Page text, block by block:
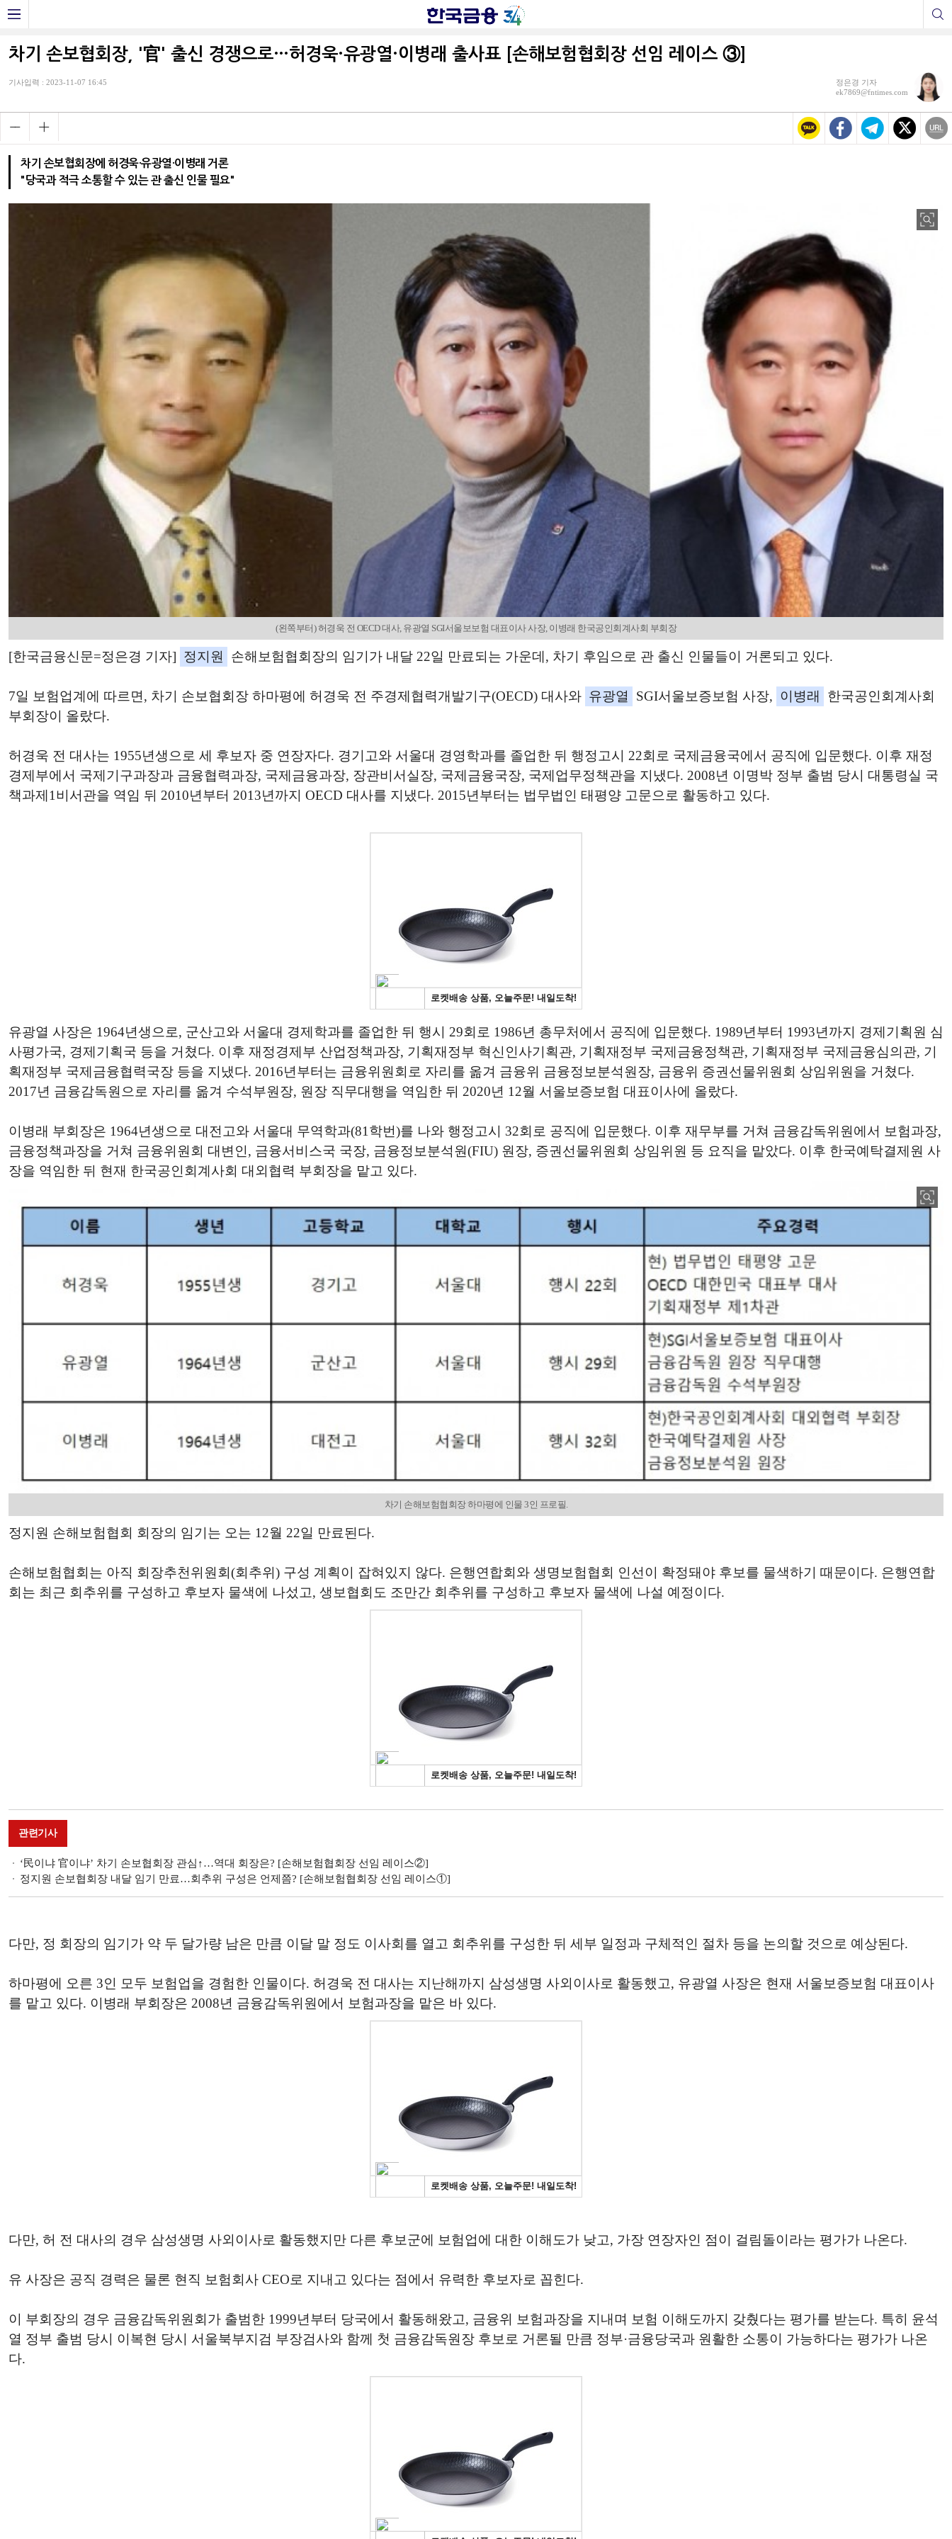
차기 손보협회장, '官' 출신 경쟁으로…허경욱·유광열·이병래 출사표 [손해보험협회장 선임 레이스 ③]
기사입력 : 2023-11-07 16:45
정은경 기자
ek7869@fntimes.com
차기 손보협회장에 허경욱·유광열·이병래 거론
"당국과 적극 소통할 수 있는 관 출신 인물 필요"
(왼쪽부터) 허경욱 전 OECD 대사, 유광열 SGI서울보보험 대표이사 사장, 이병래 한국공인회계사회 부회장
[한국금융신문=정은경 기자] 정지원 손해보험협회장의 임기가 내달 22일 만료되는 가운데, 차기 후임으로 관 출신 인물들이 거론되고 있다.
7일 보험업계에 따르면, 차기 손보협회장 하마평에 허경욱 전 주경제협력개발기구(OECD) 대사와 유광열 SGI서울보증보험 사장, 이병래
한국공인회계사회
부회장이 올랐다.
허경욱 전 대사는 1955년생으로 세 후보자 중 연장자다. 경기고와 서울대 경영학과를 졸업한 뒤 행정고시 22회로 국제금융국에서 공직에 입문했다. 이후 재정
경제부에서 국제기구과장과 금융협력과장, 국제금융과장, 장관비서실장, 국제금융국장, 국제업무정책관을 지냈다. 2008년 이명박 정부 출범 당시 대통령실 국
책과제1비서관을 역임 뒤 2010년부터 2013년까지 OECD 대사를 지냈다. 2015년부터는 법무법인 태평양 고문으로 활동하고 있다.
유광열 사장은 1964년생으로, 군산고와 서울대 경제학과를 졸업한 뒤 행시 29회로 1986년 총무처에서 공직에 입문했다. 1989년부터 1993년까지 경제기획원 심
사평가국, 경제기획국 등을 거쳤다. 이후 재정경제부 산업정책과장, 기획재정부 혁신인사기획관, 기획재정부 국제금융정책관, 기획재정부 국제금융심의관, 기
획재정부 국제금융협력국장 등을 지냈다. 2016년부터는 금융위원회로 자리를 옮겨 금융위 금융정보분석원장, 금융위 증권선물위원회 상임위원을 거쳤다.
2017년 금융감독원으로 자리를 옮겨 수석부원장, 원장 직무대행을 역임한 뒤 2020년 12월 서울보증보험 대표이사에 올랐다.
이병래 부회장은 1964년생으로 대전고와 서울대 무역학과(81학번)를 나와 행정고시 32회로 공직에 입문했다. 이후 재무부를 거쳐 금융감독위원에서 보험과장,
금융정책과장을 거쳐 금융위원회 대변인, 금융서비스국 국장, 금융정보분석원(FIU) 원장, 증권선물위원회 상임위원 등 요직을 맡았다. 이후 한국예탁결제원 사
장을 역임한 뒤 현재 한국공인회계사회 대외협력 부회장을 맡고 있다.
차기 손해보험협회장 하마평에 인물 3인 프로필.
정지원 손해보험협회 회장의 임기는 오는 12월 22일 만료된다.
손해보험협회는 아직 회장추천위원회(회추위) 구성 계획이 잡혀있지 않다. 은행연합회와 생명보험협회 인선이 확정돼야 후보를 물색하기 때문이다. 은행연합
회는 최근 회추위를 구성하고 후보자 물색에 나섰고, 생보협회도 조만간 회추위를 구성하고 후보자 물색에 나설 예정이다.
관련기사
‘民이냐 官이냐’ 차기 손보협회장 관심↑…역대 회장은? [손해보험협회장 선임 레이스②]
정지원 손보협회장 내달 임기 만료…회추위 구성은 언제쯤? [손해보험협회장 선임 레이스①]
다만, 정 회장의 임기가 약 두 달가량 남은 만큼 이달 말 정도 이사회를 열고 회추위를 구성한 뒤 세부 일정과 구체적인 절차 등을 논의할 것으로 예상된다.
하마평에 오른 3인 모두 보험업을 경험한 인물이다. 허경욱 전 대사는 지난해까지 삼성생명 사외이사로 활동했고, 유광열 사장은 현재 서울보증보험 대표이사
를 맡고 있다. 이병래 부회장은 2008년 금융감독위원에서 보험과장을 맡은 바 있다.
다만, 허 전 대사의 경우 삼성생명 사외이사로 활동했지만 다른 후보군에 보험업에 대한 이해도가 낮고, 가장 연장자인 점이 걸림돌이라는 평가가 나온다.
유 사장은 공직 경력은 물론 현직 보험회사 CEO로 지내고 있다는 점에서 유력한 후보자로 꼽힌다.
이 부회장의 경우 금융감독위원회가 출범한 1999년부터 당국에서 활동해왔고, 금융위 보험과장을 지내며 보험 이해도까지 갖췄다는 평가를 받는다. 특히 윤석
열 정부 출범 당시 이복현 당시 서울북부지검 부장검사와 함께 첫 금융감독원장 후보로 거론될 만큼 정부·금융당국과 원활한 소통이 가능하다는 평가가 나온
다.